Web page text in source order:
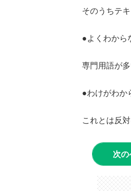
そのうちテ
●よくわから
専門用語が
●わけがわか
これとは反
次の